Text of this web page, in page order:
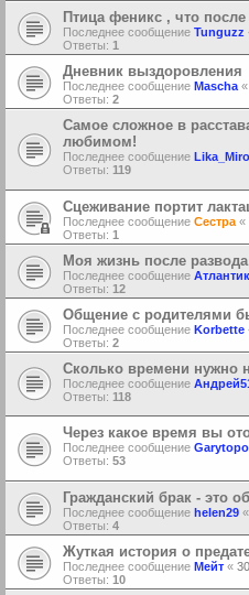
Птица феникс , что после
Последнее сообщение Tunguzz
Ответы: 1
Дневник выздоровления
Последнее сообщение Mascha «
Ответы: 2
Самое сложное в
любимом!
Последнее сообщение
Ответы: 119
Сцеживание портит
Последнее сообщение Сестра «
Ответы: 1
Моя жизнь после
Последнее сообщение
Ответы: 12
Общение с родителями
Последнее сообщение Korbette
Ответы: 2
Сколько времени нужно
Последнее сообщение
Ответы: 118
Через какое время вы
Последнее сообщение
Ответы: 53
Гражданский брак - это
Последнее сообщение helen29 «
Ответы: 4
Жуткая история о
Последнее сообщение Мейт «
Ответы: 10